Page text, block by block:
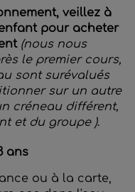
veillez à
pour acheter
(nous nous
le premier cours,
sont surévalués
sur un autre
créneau différent,
et du groupe ).
ans
ou à la carte,